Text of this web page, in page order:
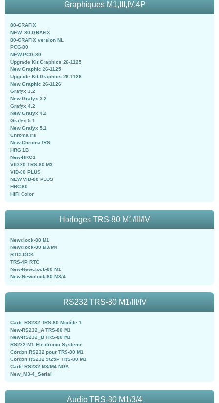
Graphiques M1,III,IV,4P
80-GRAFIX
NEW_80-GRAFIX
80-GRAFIX version NL
PCG-80
NEW-PCG-80
Upgrade Kit Graphics 26-1125
New Graphic 26-1125
Upgrade Kit Graphics 26-1126
New Graphic 26-1126
Grafyx 3.2
New Grafyx 3.2
Grafyx 4.2
New Grafyx 4.2
Grafyx 5.1
New Grafyx 5.1
ChromaTrs
New-ChromaTRS
HRG 1B
New-HRG1
VID-80 TRS-80 M3
VID-80 PLUS
NEW VID-80 PLUS
HRC-80
HIFI Color
Horloges TRS-80 M1/III/IV
Newclock-80 M1
Newclock-80 M3/M4
RTCLOCK
TRS-4P RTC
New-Newclock-80 M1
New-Newclock-80 M3/4
RS232 TRS-80 M1/III/IV
Carte RS232 TRS-80 Modèle 1
New-RS232_A TRS-80 M1
New-RS232_B TRS-80 M1
RS232 M1 Electronic Systeme
Cordon RS232 pour TRS-80 M1
Cordon RS232 9/25P TRS-80 M1
Carte RS232 M3/M4 NGA
New_M3-4_Serial
Audio TRS-80 M1/3/4